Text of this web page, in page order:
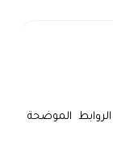
الموضحة